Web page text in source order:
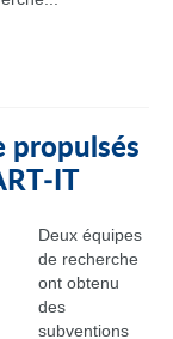
propulsés
Deux équipes
de recherche
ont obtenu
des
subventions